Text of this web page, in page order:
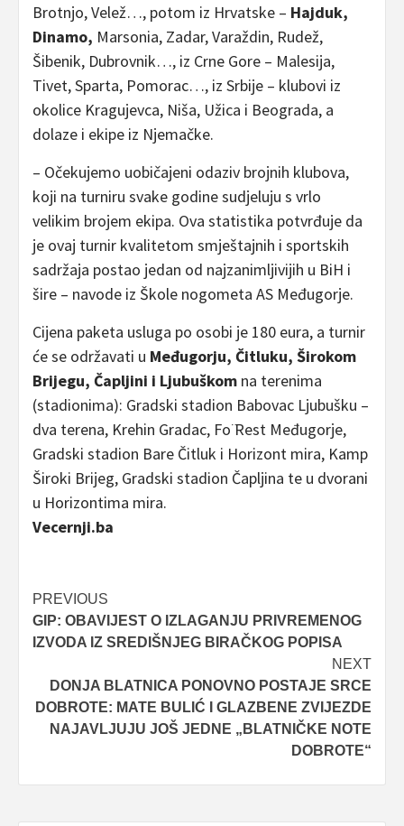
Brotnjo, Velež…, potom iz Hrvatske – Hajduk,
Dinamo, Marsonia, Zadar, Varaždin, Rudež,
Šibenik, Dubrovnik…, iz Crne Gore – Malesija,
Tivet, Sparta, Pomorac…, iz Srbije – klubovi iz
okolice Kragujevca, Niša, Užica i Beograda, a
dolaze i ekipe iz Njemačke.
– Očekujemo uobičajeni odaziv brojnih klubova,
koji na turniru svake godine sudjeluju s vrlo
velikim brojem ekipa. Ova statistika potvrđuje da
je ovaj turnir kvalitetom smještajnih i sportskih
sadržaja postao jedan od najzanimljivijih u BiH i
šire – navode iz Škole nogometa AS Međugorje.
Cijena paketa usluga po osobi je 180 eura, a turnir
će se održavati u Međugorju, Čitluku, Širokom
Brijegu, Čapljini i Ljubuškom na terenima
(stadionima): Gradski stadion Babovac Ljubušku –
dva terena, Krehin Gradac, Fo ̈Rest Međugorje,
Gradski stadion Bare Čitluk i Horizont mira, Kamp
Široki Brijeg, Gradski stadion Čapljina te u dvorani
u Horizontima mira.
Vecernji.ba
Post
navigation
PREVIOUS
GIP: OBAVIJEST O IZLAGANJU PRIVREMENOG
IZVODA IZ SREDIŠNJEG BIRAČKOG POPISA
NEXT
DONJA BLATNICA PONOVNO POSTAJE SRCE
DOBROTE: MATE BULIĆ I GLAZBENE ZVIJEZDE
NAJAVLJUJU JOŠ JEDNE „BLATNIČKE NOTE
DOBROTE“